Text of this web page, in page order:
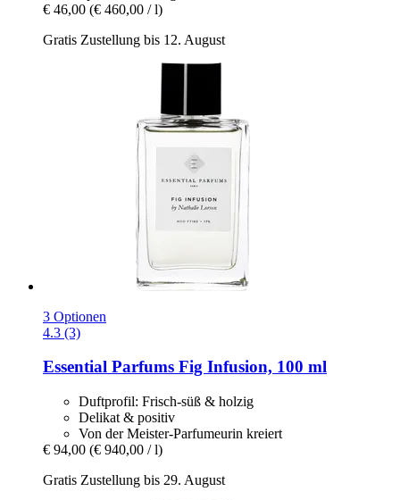
€ 46,00 (€ 460,00 / l)
Gratis Zustellung bis 12. August
3 Optionen
4.3 (3)
Essential Parfums Fig Infusion, 100 ml
Duftprofil: Frisch-süß & holzig
Delikat & positiv
Von der Meister-Parfumeurin kreiert
€ 94,00 (€ 940,00 / l)
Gratis Zustellung bis 29. August